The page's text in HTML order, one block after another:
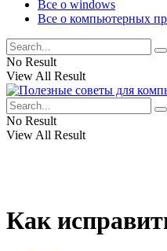
Все о windows
Все о компьютерных
No Result
View All Result
No Result
View All Result
Как